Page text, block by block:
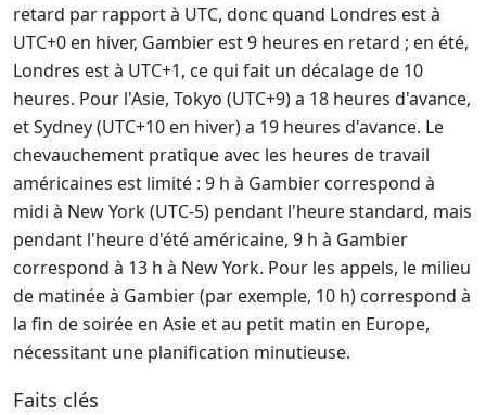
retard par rapport à UTC, donc quand Londres est à
UTC+0 en hiver, Gambier est 9 heures en retard ; en été,
Londres est à UTC+1, ce qui fait un décalage de 10
heures. Pour l'Asie, Tokyo (UTC+9) a 18 heures d'avance,
et Sydney (UTC+10 en hiver) a 19 heures d'avance. Le
chevauchement pratique avec les heures de travail
américaines est limité : 9 h à Gambier correspond à
midi à New York (UTC-5) pendant l'heure standard, mais
pendant l'heure d'été américaine, 9 h à Gambier
correspond à 13 h à New York. Pour les appels, le milieu
de matinée à Gambier (par exemple, 10 h) correspond à
la fin de soirée en Asie et au petit matin en Europe,
nécessitant une planification minutieuse.
Faits clés